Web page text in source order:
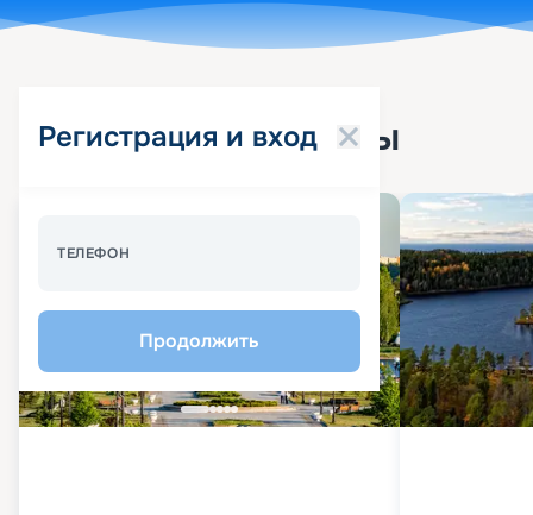
Регистрация и вход
ТЕЛЕФОН
Продолжить
Популярные круизы